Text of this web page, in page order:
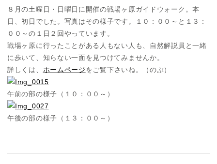
８月の土曜日・日曜日に開催の戦場ヶ原ガイドウォーク。本
日、初日でした。写真はその様子です。１０：００～と１３：
００～の１日２回やっています。
戦場ヶ原に行ったことがある人もない人も、自然解説員と一緒
に歩いて、知らない一面を見つけてみませんか。
詳しくは、 ホームページをご覧下さいね。（のぶ）
午前の部の様子（１０：００～）
午後の部の様子（１３：００～）